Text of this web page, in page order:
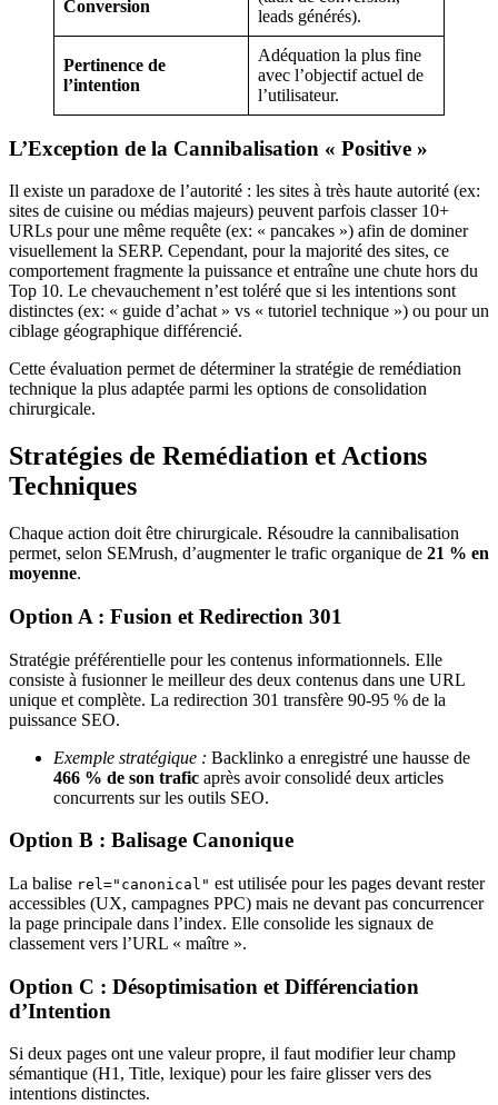
Conversion
leads générés).
Pertinence de
l’intention
Adéquation la plus fine
avec l’objectif actuel de
l’utilisateur.
L’Exception de la Cannibalisation « Positive »
Il existe un paradoxe de l’autorité : les sites à très haute autorité (ex:
sites de cuisine ou médias majeurs) peuvent parfois classer 10+
URLs pour une même requête (ex: « pancakes ») afin de dominer
visuellement la SERP. Cependant, pour la majorité des sites, ce
comportement fragmente la puissance et entraîne une chute hors du
Top 10. Le chevauchement n’est toléré que si les intentions sont
distinctes (ex: « guide d’achat » vs « tutoriel technique ») ou pour un
ciblage géographique différencié.
Cette évaluation permet de déterminer la stratégie de remédiation
technique la plus adaptée parmi les options de consolidation
chirurgicale.
Stratégies de Remédiation et Actions
Techniques
Chaque action doit être chirurgicale. Résoudre la cannibalisation
permet, selon SEMrush, d’augmenter le trafic organique de 21 % en
moyenne.
Option A : Fusion et Redirection 301
Stratégie préférentielle pour les contenus informationnels. Elle
consiste à fusionner le meilleur des deux contenus dans une URL
unique et complète. La redirection 301 transfère 90-95 % de la
puissance SEO.
Exemple stratégique : Backlinko a enregistré une hausse de
466 % de son trafic après avoir consolidé deux articles
concurrents sur les outils SEO.
Option B : Balisage Canonique
La balise rel="canonical" est utilisée pour les pages devant rester
accessibles (UX, campagnes PPC) mais ne devant pas concurrencer
la page principale dans l’index. Elle consolide les signaux de
classement vers l’URL « maître ».
Option C : Désoptimisation et Différenciation
d’Intention
Si deux pages ont une valeur propre, il faut modifier leur champ
sémantique (H1, Title, lexique) pour les faire glisser vers des
intentions distinctes.